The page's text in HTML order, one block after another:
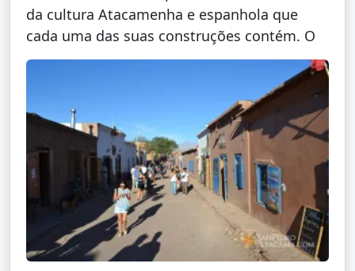
da cultura Atacamenha e espanhola que
cada uma das suas construções contém. O